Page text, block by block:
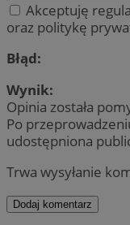
Akceptuję
oraz politykę
Błąd:
Wynik:
Opinia została
Po
udostępniona
Trwa wysyłanie
Dodaj komentarz